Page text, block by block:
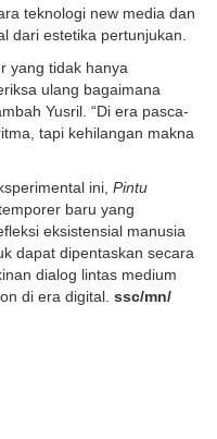
teknologi new media dan
dari estetika pertunjukan.
yang tidak hanya
ulang bagaimana
Yusril. “Di era pasca-
tapi kehilangan makna
ini, Pintu
baru yang
eksistensial manusia
dapat dipentaskan secara
dialog lintas medium
di era digital. ssc/mn/